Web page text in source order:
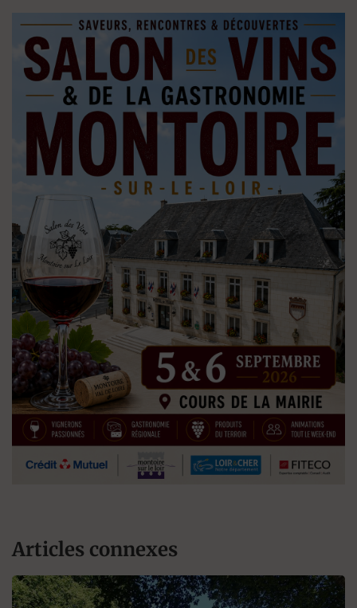
Articles connexes